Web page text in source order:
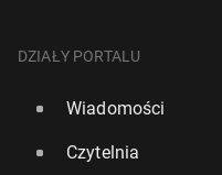
DZIAŁY PORTALU
Wiadomości
Czytelnia